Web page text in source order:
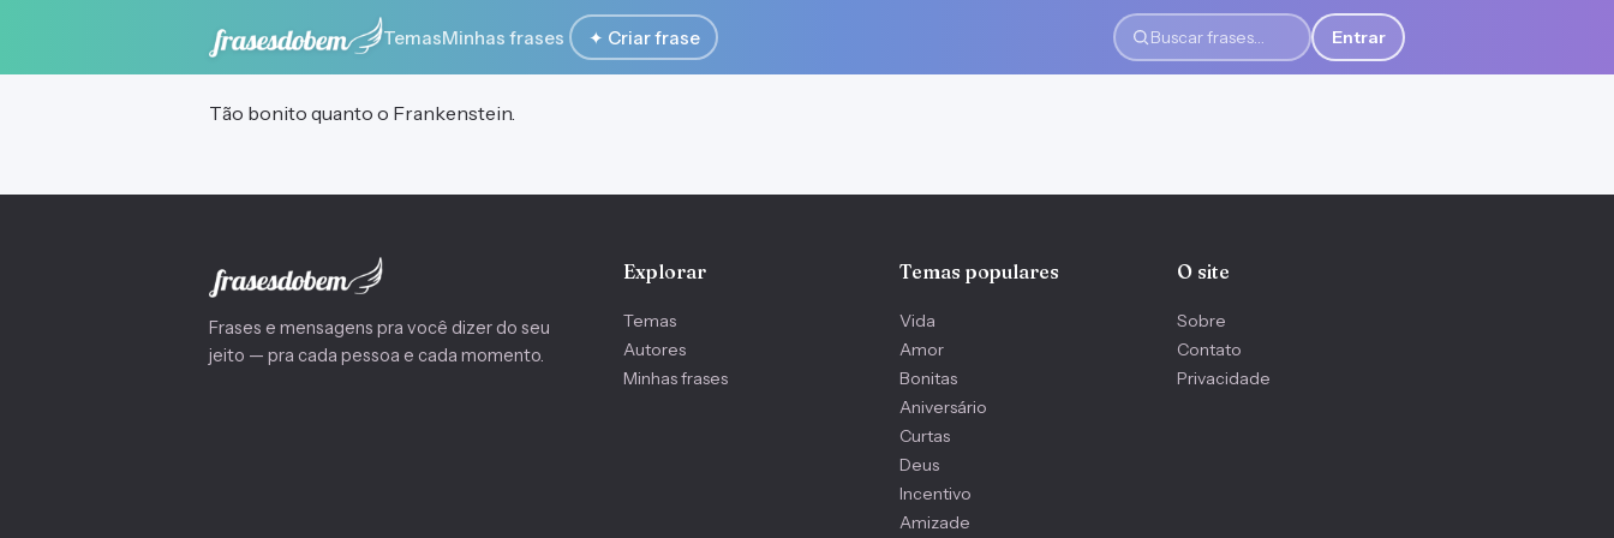
TemasMinhas frases ✦ Criar frase
Buscar frases
Entrar
Tão bonito quanto o Frankenstein.
Frases e mensagens pra você dizer do seu
jeito — pra cada pessoa e cada momento.
Explorar
Temas
Autores
Minhas frases
Temas populares
Vida
Amor
Bonitas
Aniversário
Curtas
Deus
Incentivo
Amizade
O site
Sobre
Contato
Privacidade